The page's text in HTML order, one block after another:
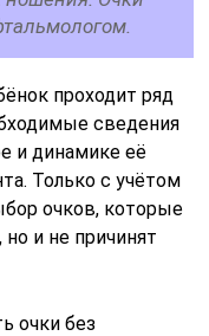
проходит ряд
сведения
и динамике её
Только с учётом
очков, которые
и не причинят
очки без